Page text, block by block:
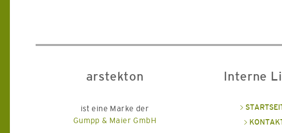
arstekton
ist eine Marke der
Gumpp & Maier GmbH
Interne